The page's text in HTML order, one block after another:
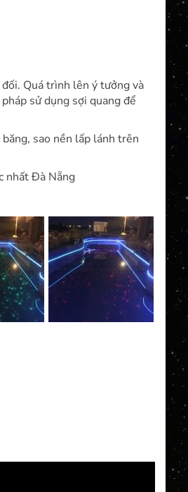
Quá trình lên ý tưởng và
sử dụng sợi quang để
sao nền lấp lánh trên
nhất Đà Nẵng